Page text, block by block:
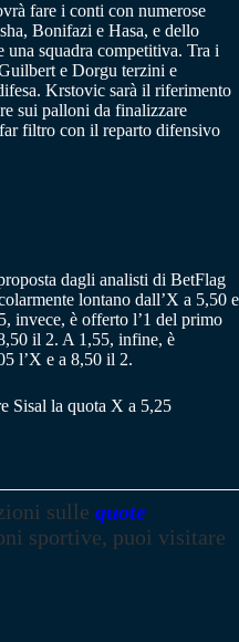
fare i conti con numerose
Bonifazi e Hasa, e dello
squadra competitiva. Tra i
e Dorgu terzini e
Krstovic sarà il riferimento
sui palloni da finalizzare
filtro con il reparto difensivo
dagli analisti di BetFlag
lontano dall’X a 5,50 e
invece, è offerto l’1 del primo
il 2. A 1,55, infine, è
l’X e a 8,50 il 2.
Sisal la quota X a 5,25
sulle quote
sportive, puoi visitare